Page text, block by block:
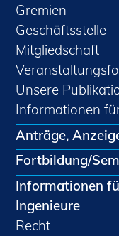
Gremien
Geschäftsstelle
Mitgliedschaft
Unsere
Informationen
Anträge,
Fortbildung/
Informationen
Ingenieure
Recht